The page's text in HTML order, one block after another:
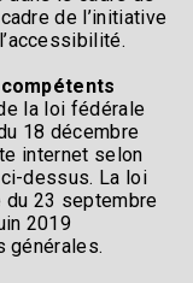
de l’initiative
la loi fédérale
18 décembre
internet selon
dessus. La loi
du 23 septembre
2019
générales.